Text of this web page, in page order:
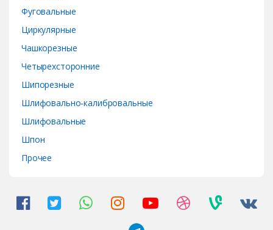
Фуговальные
Циркулярные
Чашкорезные
Четырехсторонние
Шипорезные
Шлифовально-калибровальные
Шлифовальные
Шпон
Прочее